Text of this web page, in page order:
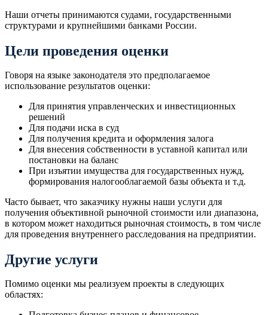
Наши отчеты принимаются судами, государственными
структурами и крупнейшими банками России.
Цели проведения оценки
Говоря на языке законодателя это предполагаемое
использование результатов оценки:
Для принятия управленческих и инвестиционных
решений
Для подачи иска в суд
Для получения кредита и оформления залога
Для внесения собственности в уставной капитал или
постановки на баланс
При изъятии имущества для государственных нужд,
формирования налогооблагаемой базы объекта и т.д.
Часто бывает, что заказчику нужны наши услуги для
получения объективной рыночной стоимости или диапазона,
в котором может находиться рыночная стоимость, в том числе
для проведения внутреннего расследования на предприятии.
Другие услуги
Помимо оценки мы реализуем проекты в следующих
областях: